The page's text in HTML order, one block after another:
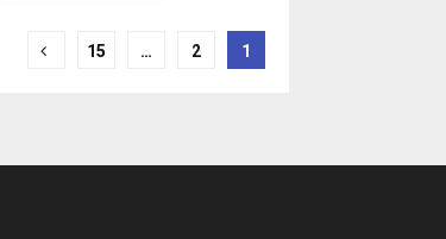
Posts
1
2
…
15